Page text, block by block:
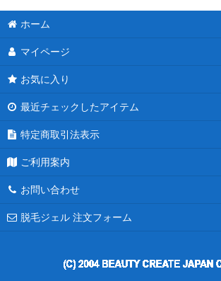
ホーム
マイページ
お気に入り
最近チェックしたアイテム
特定商取引法表示
ご利用案内
お問い合わせ
脱毛ジェル 注文フォーム